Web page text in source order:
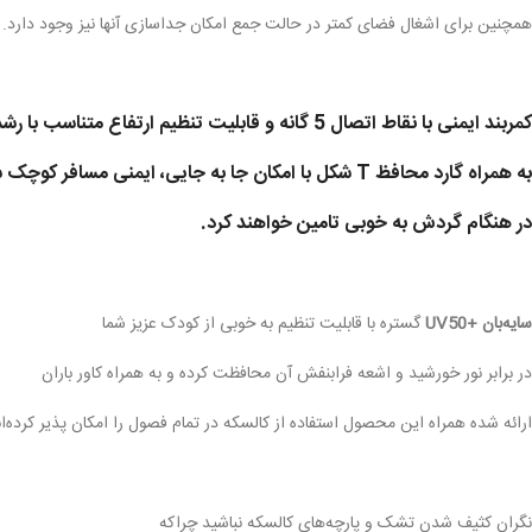
همچنین برای اشغال فضای کمتر در حالت جمع امکان جداسازی آنها نیز وجود دارد.
کمربند ایمنی با نقاط اتصال 5 گانه و قابلیت تنظیم ارتفاع متناسب با رشد کودک
به همراه گارد محافظ T شکل با امکان جا به جایی، ایمنی مسافر کوچک شما را
در هنگام گردش به خوبی تامین خواهند کرد.
سایه‌بان +UV50
گستره با قابلیت تنظیم به خوبی از کودک عزیز شما
در برابر نور خورشید و اشعه فرابنفش آن محافظت کرده و به همراه کاور باران
ارائه شده همراه این محصول استفاده از کالسکه در تمام فصول را امکان پذیر
نگران کثیف شدن تشک و پارچه‌های کالسکه نباشید چراکه